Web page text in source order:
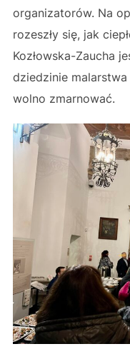
organizatorów. Na
rozeszły się, jak
Kozłowska-Zaucha
dziedzinie malarstwa
wolno zmarnować.